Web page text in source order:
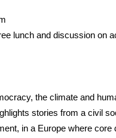
lunch and discussion on
the climate and
stories from a civil
in a Europe where